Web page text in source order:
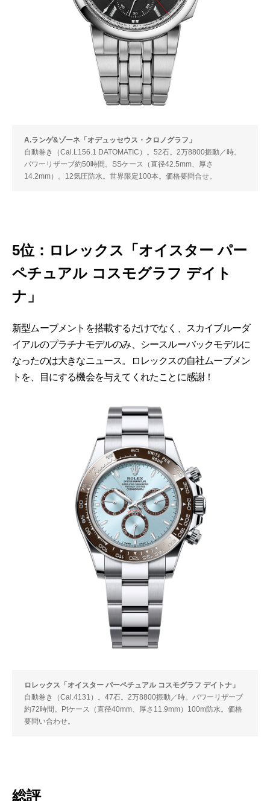
A.ランゲ&ゾーネ「オデュッセウス・クロノグラフ」
自動巻き（Cal.L156.1 DATOMATIC）。52石。2万8800振動／時。
パワーリザーブ約50時間。SSケース（直径42.5mm、厚さ
14.2mm）。12気圧防水。世界限定100本。価格要問合せ。
5位：ロレックス「オイスター パー
ペチュアル コスモグラフ デイト
ナ」
新型ムーブメントを搭載するだけでなく、スカイブルーダ
イアルのプラチナモデルのみ、シースルーバックモデルに
なったのは大きなニュース。ロレックスの自社ムーブメン
トを、目にする機会を与えてくれたことに感謝！
ロレックス「オイスター パーペチュアル コスモグラフ デイトナ」
自動巻き（Cal.4131）。47石。2万8800振動／時。パワーリザーブ
約72時間。Ptケース（直径40mm、厚さ11.9mm）100m防水。価格
要問い合わせ。
総評